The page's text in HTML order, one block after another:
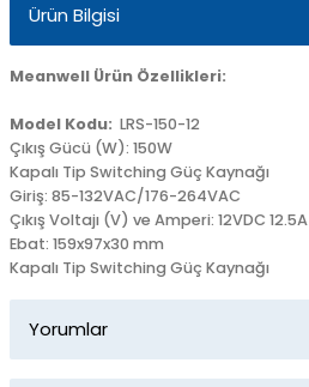
Ürün Bilgisi
Meanwell Ürün Özellikleri:
Model Kodu: LRS-150-12
Çıkış Gücü (W): 150W
Kapalı Tip Switching Güç Kaynağı
Giriş: 85-132VAC/176-264VAC
Çıkış Voltajı (V) ve Amperi: 12VDC 12.5A
Ebat: 159x97x30 mm
Kapalı Tip Switching Güç Kaynağı
Yorumlar